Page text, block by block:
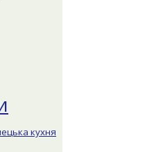
кухня